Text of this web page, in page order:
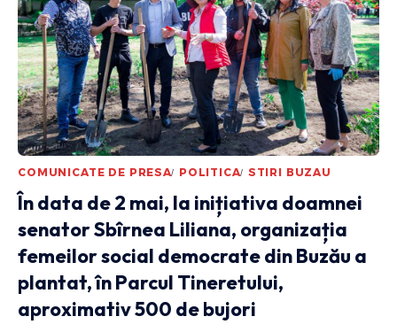
COMUNICATE DE PRESA POLITICA STIRI BUZAU
În data de 2 mai, la inițiativa doamnei
senator Sbîrnea Liliana, organizația
femeilor social democrate din Buzău a
plantat, în Parcul Tineretului,
aproximativ 500 de bujori